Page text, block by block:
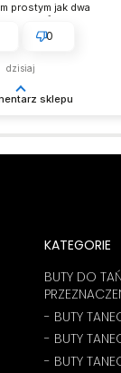
sklepu
prostym jak dwa
💯👍️
0
dzisiaj
KATEGORIE
BUTY DO
- BUTY
- BUTY
- BUTY